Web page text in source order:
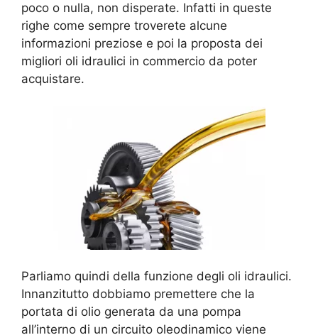
poco o nulla, non disperate. Infatti in queste
righe come sempre troverete alcune
informazioni preziose e poi la proposta dei
migliori oli idraulici in commercio da poter
acquistare.
Parliamo quindi della funzione degli oli idraulici.
Innanzitutto dobbiamo premettere che la
portata di olio generata da una pompa
all’interno di un circuito oleodinamico viene